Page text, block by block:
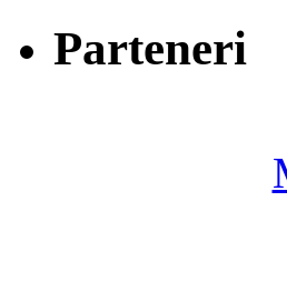
Parteneri